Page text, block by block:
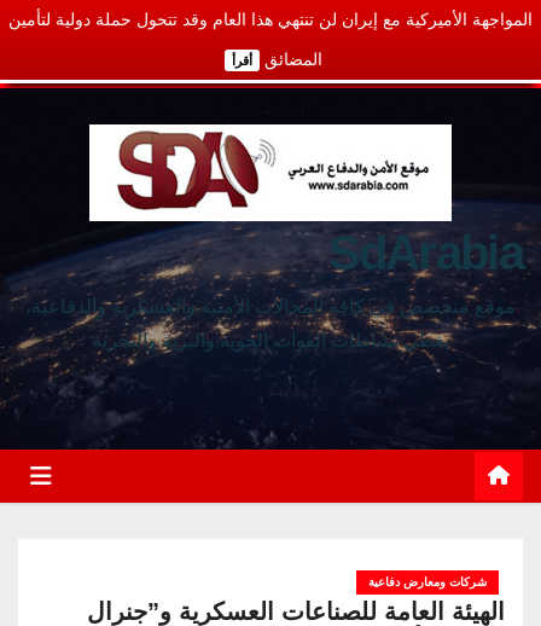
المواجهة الأميركية مع إيران لن تنتهي هذا العام وقد تتحول حملة دولية لتأمين
المضائق أقرأ
SdArabia
موقع متخصص في كافة المجالات الأمنية والعسكرية والدفاعية،
يغطي نشاطات القوات الجوية والبرية والبحرية
شركات ومعارض دفاعية
الهيئة العامة للصناعات العسكرية و”جنرال